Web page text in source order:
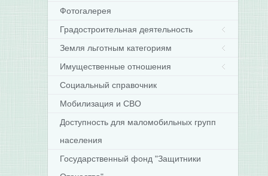
Фотогалерея
Градостроительная деятельность
Земля льготным категориям
Имущественные отношения
Социальный справочник
Мобилизация и СВО
Доступность для маломобильных групп
населения
Государственный фонд "Защитники